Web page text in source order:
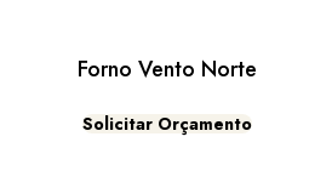
Forno Vento Norte
Solicitar Orçamento